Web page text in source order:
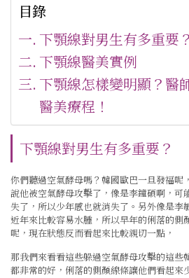
目錄
下顎線對男生有多重要？
下顎線醫美實例
下顎線怎樣變明顯？醫
醫美療程！
下顎線對男生有多重要？
你們聽過空氣酵母嗎？韓國歐巴一旦發福呢
說他被空氣酵母攻擊了，像是李鐘碩啊，可
失了，所以少年感也就消失了。另外像是李
近年來比較容易水腫，所以早年的俐落的側
呢，現在狀態反而看起來比較親切一點，
那我們來看看這些躲過空氣酵母攻擊的這些
都非常的好，俐落的側顏線條讓他們看起來